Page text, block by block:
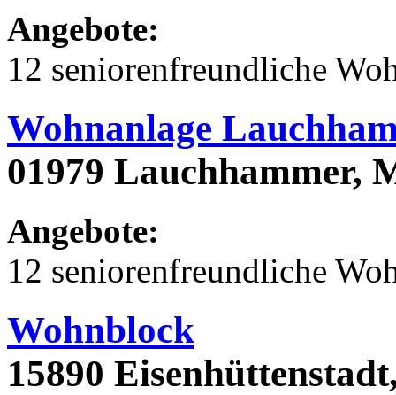
Angebote:
12 seniorenfreundliche
Wohnanlage
01979 Lauchhammer,
Angebote:
12 seniorenfreundliche
Wohnblock
15890